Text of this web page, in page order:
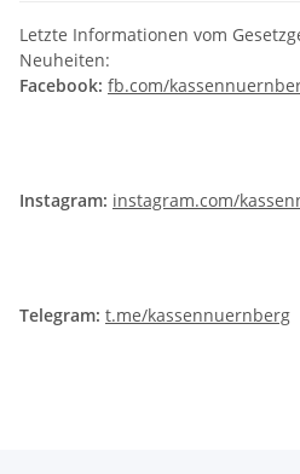
Letzte Informationen vom
Neuheiten:
Facebook: fb.com/
Instagram: instagram.com/
Telegram: t.me/kassennuernberg